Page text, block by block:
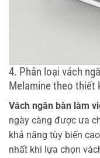
4. Phân loại vách
Melamine theo thiết
Vách ngăn bàn làm
ngày càng được ưa
khả năng tùy biến
nhất khi lựa chọn